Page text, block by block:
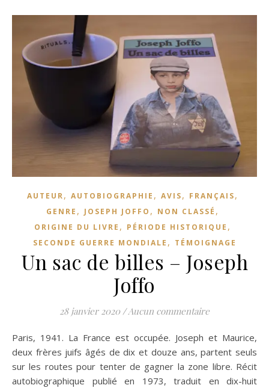
AUTEUR, AUTOBIOGRAPHIE , AVIS, FRANÇAIS,
GENRE , JOSEPH JOFFO , NON CLASSÉ ,
ORIGINE DU LIVRE , PÉRIODE HISTORIQUE ,
SECONDE GUERRE MONDIALE , TÉMOIGNAGE
Un sac de billes – Joseph
Joffo
28 janvier 2020 / Aucun commentaire
Paris, 1941. La France est occupée. Joseph et Maurice,
deux frères juifs âgés de dix et douze ans, partent seuls
sur les routes pour tenter de gagner la zone libre. Récit
autobiographique publié en 1973, traduit en dix-huit